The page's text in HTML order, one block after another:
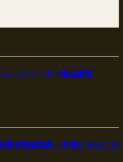
ッチリーダー養成講座
導者養成講座（札幌）をおこな